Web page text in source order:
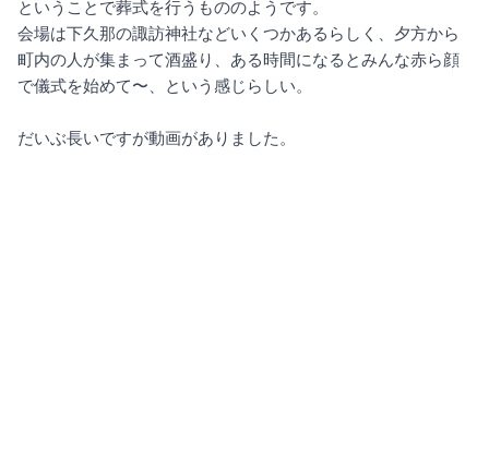
ということで葬式を行うもののようです。
会場は下久那の諏訪神社などいくつかあるらしく、夕方から
町内の人が集まって酒盛り、ある時間になるとみんな赤ら顔
で儀式を始めて〜、という感じらしい。
だいぶ長いですが動画がありました。